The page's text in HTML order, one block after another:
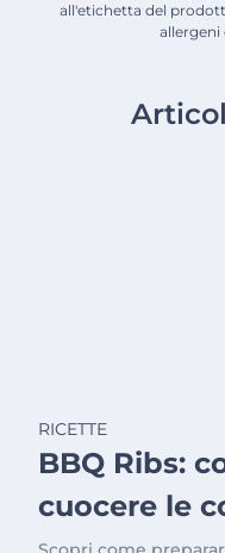
all'etichetta del
allergeni
RICETTE
BBQ Ribs:
cuocere le